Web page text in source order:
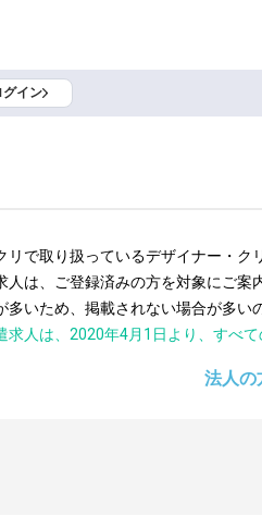
グイン
リで取り扱っているデザイナー・
人は、ご登録済みの方を対象にご案
多いため、掲載されない場合が多い
求人は、2020年4月1日より、すべて
法人の